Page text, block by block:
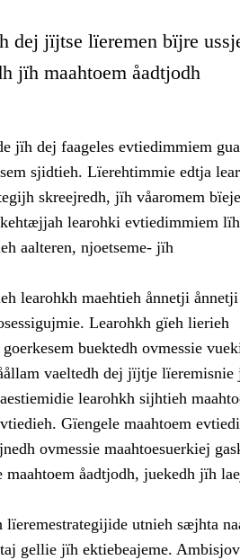
dej jïjtse lïeremen bïjre
jïh maahtoem åadtjodh
jïh dej faageles evtiedimmiem
sjidtieh. Lïerehtimmie edtja
skreejredh, jïh våaromem
learohki evtiedimmiem
aalteren, njoetseme- jïh
learohkh maehtieh ånnetji ånnetji
Learohkh gïeh lierieh
buektedh ovmessie
vaeltedh dej jïjtje lïeremisnie
learohkh sijhtieh
Gïengele maahtoem
ovmessie maahtoesuerkiej
åadtjodh, juekedh jïh
utnieh sæjhta
gellie jïh ektiebeajeme.